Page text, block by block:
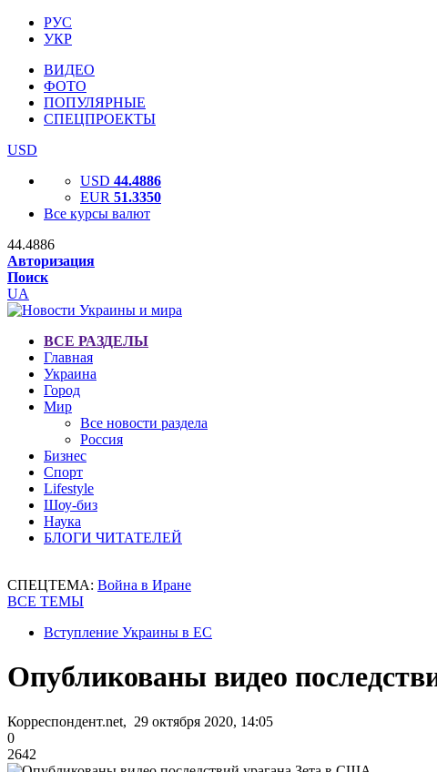
РУС
УКР
ВИДЕО
ФОТО
ПОПУЛЯРНЫЕ
СПЕЦПРОЕКТЫ
USD
USD 44.4886
EUR 51.3350
Все курсы валют
44.4886
Авторизация
Поиск
UA
ВСЕ РАЗДЕЛЫ
Главная
Украина
Город
Мир
Все новости раздела
Россия
Бизнес
Спорт
Lifestyle
Шоу-биз
Наука
БЛОГИ ЧИТАТЕЛЕЙ
СПЕЦТЕМА: Война в Иране
ВСЕ ТЕМЫ
Вступление Украины в ЕС
Опубликованы видео
Корреспондент.net, 29 октября 2020, 14:05
0
2642